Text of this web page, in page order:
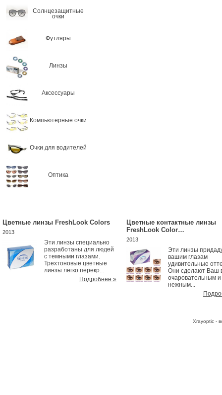
Солнцезащитные
очки
Футляры
Линзы
Аксессуары
Компьютерные очки
Очки для водителей
Оптика
Цветные линзы FreshLook Colors
2013
Эти линзы специально
разработаны для людей
с темными глазами.
Трехтоновые цветные
линзы легко перекр...
Подробнее »
Цветные контактные линзы
FreshLook Color…
2013
Эти линзы
вашим глазам
удивительные
Они сделают Ваш
очаровательным и
нежным...
Хrayoptic -